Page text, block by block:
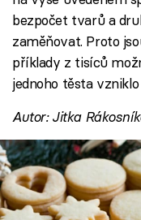
bezpočet tvarů a
zaměňovat. Proto
příklady z tisíců
jednoho těsta
Autor: Jitka